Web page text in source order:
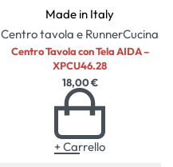
Made in Italy
Centro tavola e RunnerCucina
Centro Tavola con Tela AIDA –
XPCU46.28
18,00€
+ Carrello